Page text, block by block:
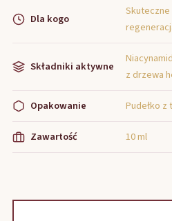
Dla kogo
Skuteczne
Składniki aktywne
z drzewa
Opakowanie Pudełko z
Zawartość 10 ml